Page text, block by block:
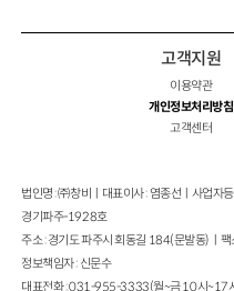
고객지원
이용약관
개인정보처리방침
고객센터
법인명 : ㈜창비ㅣ대표이사 : 염종선ㅣ사업
경기파주-1928호
주소 : 경기도 파주시 회동길 184(문발동)ㅣ
정보책임자 : 신문수
대표전화 : 031-955-3333(월~금 10시~17